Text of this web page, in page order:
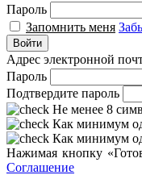
Пароль
Запомнить меня
Войти
Адрес электронной
Пароль
Подтвердите пароль
Не менее 8
Как минимум
Как минимум
Нажимая кнопку
Соглашение